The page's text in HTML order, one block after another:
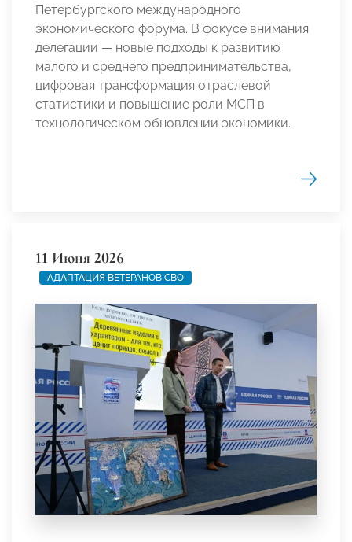
Петербургского международного
экономического форума. В фокусе внимания
делегации — новые подходы к развитию
малого и среднего предпринимательства,
цифровая трансформация отраслевой
статистики и повышение роли МСП в
технологическом обновлении экономики.
11 Июня 2026
АДАПТАЦИЯ ВЕТЕРАНОВ СВО